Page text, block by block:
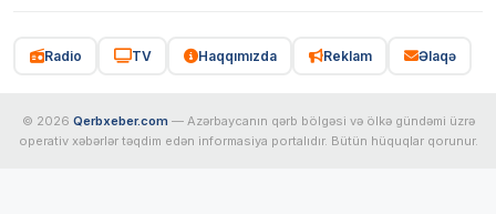
Radio TV Haqqımızda Reklam Əlaqə
© 2026 Qerbxeber.com — Azərbaycanın qərb bölgəsi və ölkə gündəmi üzrə
operativ xəbərlər təqdim edən informasiya portalıdır. Bütün hüquqlar qorunur.